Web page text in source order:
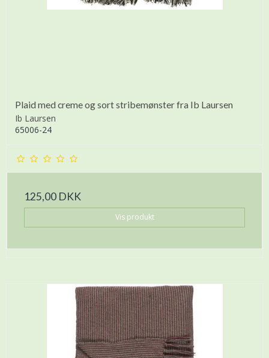
Plaid med creme og sort stribemønster fra Ib Laursen
Ib Laursen
65006-24
125,00 DKK
Vis produkt